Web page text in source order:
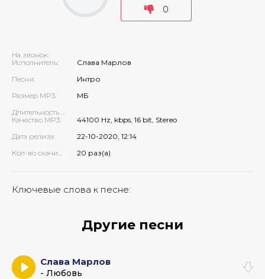
На звонок:
Исполнитель:
Слава Марлов
Песня:
Интро
Размер MP3:
МБ
Длительность MP3:
Качество MP3:
44100 Hz, kbps, 16 bit, Stereo
Дата релиза:
22-10-2020, 12:14
Кол-во скачиваний:
20 раз(а)
0
Ключевые слова к песне:
Другие песни
Слава Марлов
- Любовь